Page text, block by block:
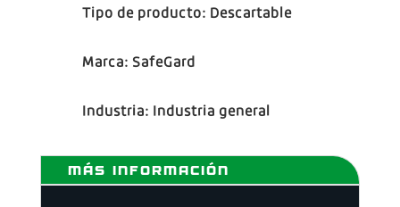
Tipo de producto: Descartable
Marca: SafeGard
Industria: Industria general
MÁS INFORMACIÓN